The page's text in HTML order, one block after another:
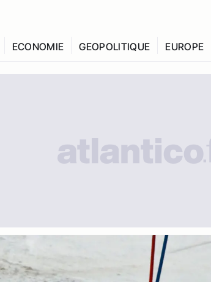
ECONOMIE GEOPOLITIQUE EUROPE